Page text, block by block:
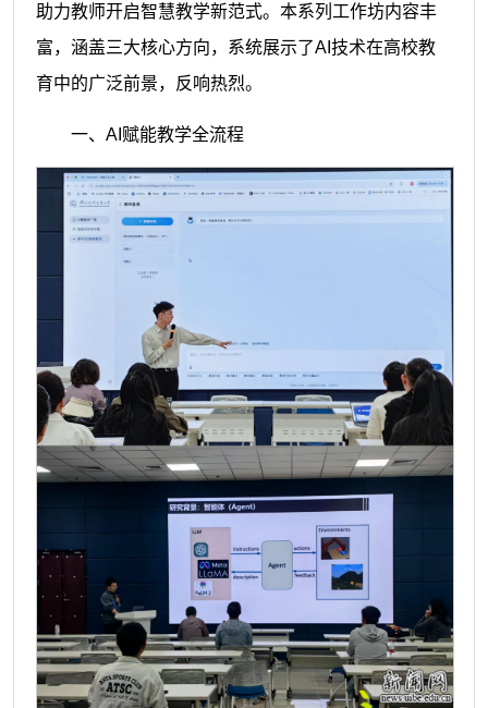
助力教师开启智慧教学新范式。本系列工作坊内容丰
富，涵盖三大核心方向，系统展示了AI技术在高校教
育中的广泛前景，反响热烈。
一、AI赋能教学全流程